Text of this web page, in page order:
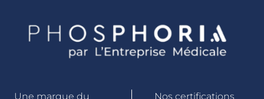
Une marque du
Nos certifications